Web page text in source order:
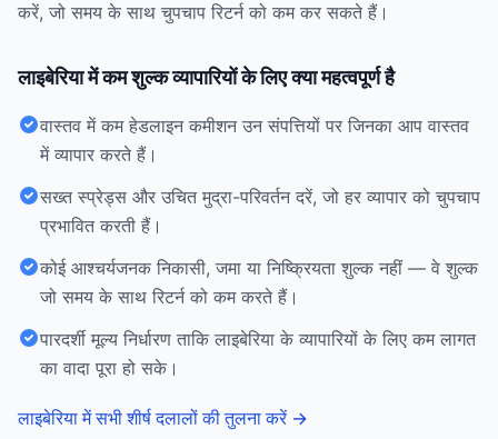
करें, जो समय के साथ चुपचाप रिटर्न को कम कर सकते हैं।
लाइबेरिया में कम शुल्क व्यापारियों के लिए क्या महत्वपूर्ण है
वास्तव में कम हेडलाइन कमीशन उन संपत्तियों पर जिनका आप वास्तव
में व्यापार करते हैं।
सख्त स्प्रेड्स और उचित मुद्रा-परिवर्तन दरें, जो हर व्यापार को चुपचाप
प्रभावित करती हैं।
कोई आश्चर्यजनक निकासी, जमा या निष्क्रियता शुल्क नहीं — वे शुल्क
जो समय के साथ रिटर्न को कम करते हैं।
पारदर्शी मूल्य निर्धारण ताकि लाइबेरिया के व्यापारियों के लिए कम लागत
का वादा पूरा हो सके।
लाइबेरिया में सभी शीर्ष दलालों की तुलना करें →